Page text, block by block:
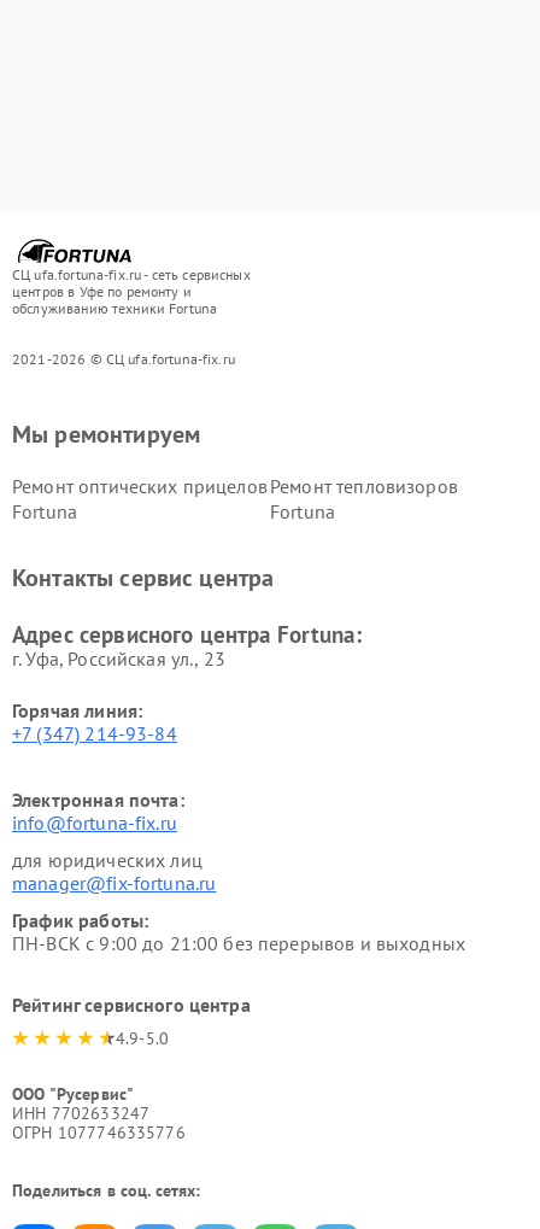
СЦ ufa.fortuna-fix.ru - сеть сервисных
центров в Уфе по ремонту и
обслуживанию техники Fortuna
2021-2026 © СЦ ufa.fortuna-fix.ru
Мы ремонтируем
Ремонт оптических прицелов
Fortuna
Ремонт тепловизоров
Fortuna
Контакты сервис центра
Адрес сервисного центра Fortuna:
г. Уфа, Российская ул., 23
Горячая линия:
+7 (347) 214-93-84
Электронная почта:
info@fortuna-fix.ru
для юридических лиц
manager@fix-fortuna.ru
График работы:
ПН-ВСК с 9:00 до 21:00 без перерывов и выходных
Рейтинг сервисного центра
4.9-5.0
ООО "Русервис"
ИНН 7702633247
ОГРН 1077746335776
Поделиться в соц. сетях: